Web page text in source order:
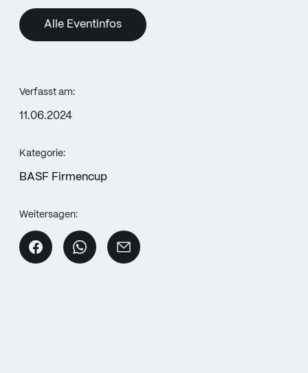
Alle Eventinfos
Verfasst am:
11.06.2024
Kategorie:
BASF Firmencup
Weitersagen: